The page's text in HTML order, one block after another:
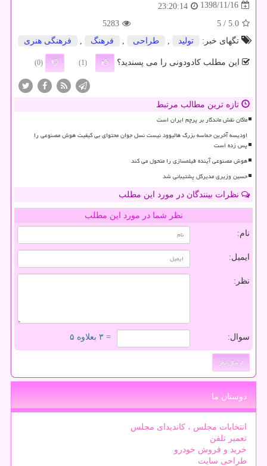
1398/11/16
23:20:14
5.0
/ 5
5283
تگهای خبر:
تولید طراحی فرهنگ فرهنگی هنری
این مطلب کادودونی را می پسندید؟ (1)
(0)
تازه ترین مطالب مرتبط
ماکان نقش ماندگار بر پرچم ایران است
اودیسه آخرین حماسه بزرگ هالیوود نیست نسل جوان محتوای بی کیفیت هوش مصنوعی را
پس زده است
هوش مصنوعی آینده فیلمسازی را متحول می کند
حسین وزیری مدیرکل پشتیبانی شد
نظرات بینندگان در مورد این مطلب
نظر شما در مورد این مطلب
نام:
ایمیل:
نظر:
سوال: = ۳ بعلاوه ۵
دوستان ما
انتخابات مجلس ، کاندیدای مجلس
تعمیر تلفن
خرید و فروش خودرو
طراحی سایت